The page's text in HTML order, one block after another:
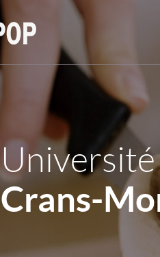
Crans-